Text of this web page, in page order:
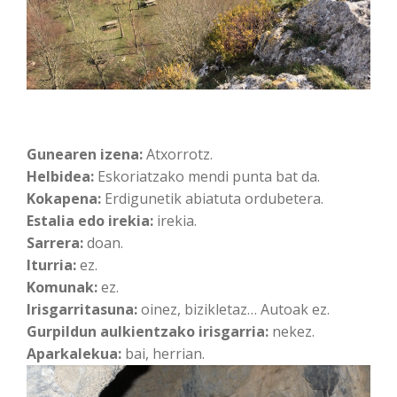
Gunearen izena:Atxorrotz.
Helbidea: Eskoriatzako mendi punta bat da.
Kokapena: Erdigunetik abiatuta ordubetera.
Estalia edo irekia: irekia.
Sarrera:doan.
Iturria:ez.
Komunak:ez.
Irisgarritasuna:oinez, bizikletaz… Autoak ez.
Gurpildun aulkientzako irisgarria: nekez.
Aparkalekua: bai, herrian.